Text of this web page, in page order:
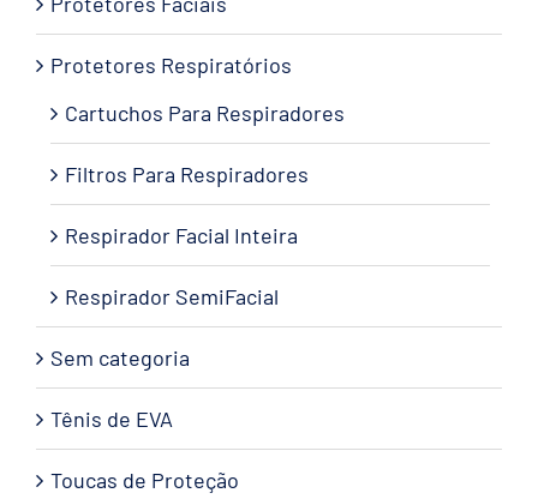
Protetores Respiratórios
Cartuchos Para Respiradores
Filtros Para Respiradores
Respirador Facial Inteira
Respirador SemiFacial
Sem categoria
Tênis de EVA
Toucas de Proteção